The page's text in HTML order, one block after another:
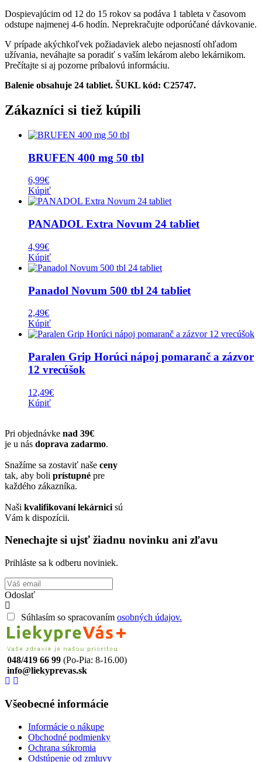
Dospievajúcim od 12 do 15 rokov sa podáva 1 tableta v časovom
odstupe najmenej 4-6 hodín. Neprekračujte odporúčané dávkovanie.
V prípade akýchkoľvek požiadaviek alebo nejasností ohľadom
užívania, neváhajte sa poradiť s vaším lekárom alebo lekárnikom.
Prečítajte si aj pozorne príbalovú informáciu.
Balenie obsahuje 24 tabliet. ŠUKL kód: C25747.
Zákazníci si tiež kúpili
BRUFEN 400 mg 50 tbl
6,99€
Kúpiť
PANADOL Extra Novum 24 tabliet
4,99€
Kúpiť
Panadol Novum 500 tbl 24 tabliet
2,49€
Kúpiť
Paralen Grip Horúci nápoj pomaranč a zázvor
12 vrecúšok
12,49€
Kúpiť
Pri objednávke nad 39€
je u nás doprava zadarmo.
Snažíme sa zostaviť naše ceny
tak, aby boli prístupné pre
každého zákazníka.
Naši kvalifikovaní lekárnici sú
Vám k dispozícii.
Nenechajte si ujsť žiadnu novinku ani zľavu
Prihláste sa k odberu noviniek.
Odoslať
Súhlasím so spracovaním osobných údajov.
048/419 66 99 (Po-Pia: 8-16.00)
info@liekyprevas.sk
Všeobecné informácie
Informácie o nákupe
Obchodné podmienky
Ochrana súkromia
Odstúpenie od zmluvy